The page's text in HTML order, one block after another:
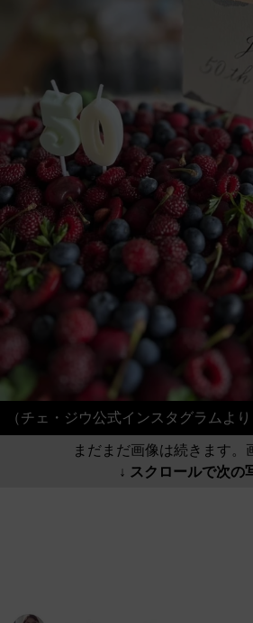
（チェ・ジウ公式インスタグラムより
まだまだ画像は続きます。
↓ スクロールで次の